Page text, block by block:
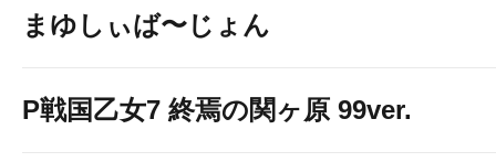
まゆしぃば〜じょん
P戦国乙女7 終焉の関ヶ原 99ver.